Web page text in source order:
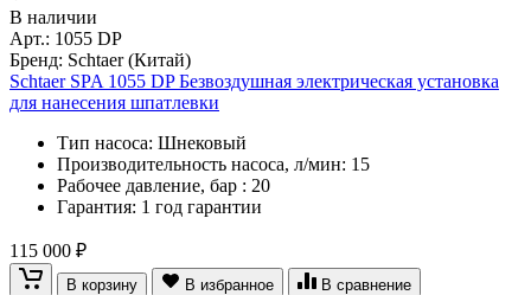
В наличии
Арт.: 1055 DP
Бренд: Schtaer (Китай)
Schtaer SPA 1055 DP Безвоздушная электрическая установка
для нанесения шпатлевки
Тип насоса: Шнековый
Производительность насоса, л/мин: 15
Рабочее давление, бар : 20
Гарантия: 1 год гарантии
115 000 ₽
В корзину В избранное В сравнение